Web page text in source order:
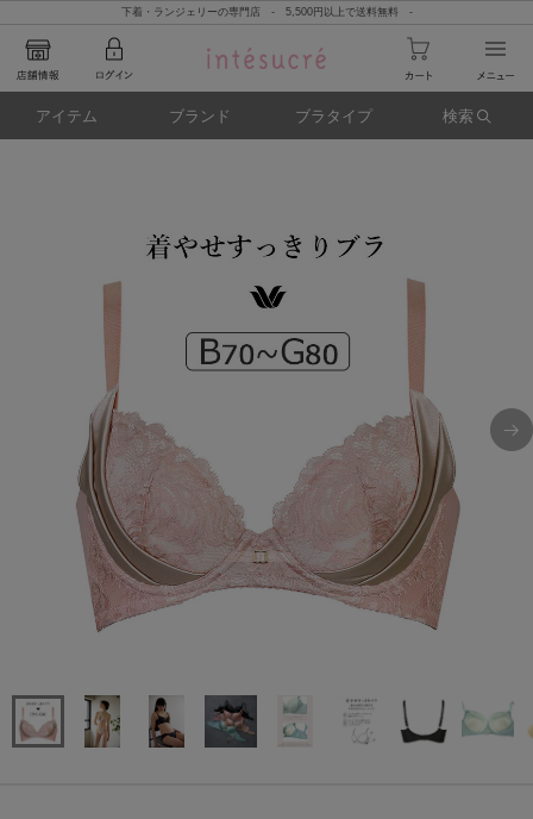
下着・ランジェリーの専門店 - 5,500円以上で送料無料 -
アイテム ブランド ブラタイプ 検索